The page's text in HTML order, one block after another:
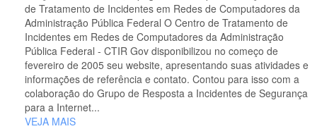
de Tratamento de Incidentes em Redes de Computadores da
Administração Pública Federal O Centro de Tratamento de
Incidentes em Redes de Computadores da Administração
Pública Federal - CTIR Gov disponibilizou no começo de
fevereiro de 2005 seu website, apresentando suas atividades e
informações de referência e contato. Contou para isso com a
colaboração do Grupo de Resposta a Incidentes de Segurança
para a Internet...
VEJA MAIS